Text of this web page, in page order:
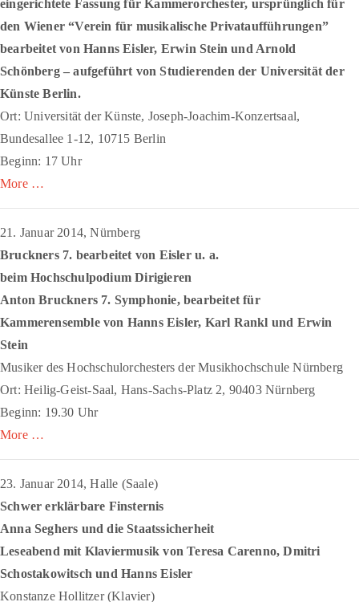
eingerichtete Fassung für Kammerorchester, ursprünglich für
den Wiener “Verein für musikalische Privataufführungen”
bearbeitet von Hanns Eisler, Erwin Stein und Arnold
Schönberg – aufgeführt von Studierenden der Universität der
Künste Berlin.
Ort: Universität der Künste, Joseph-Joachim-Konzertsaal,
Bundesallee 1-12, 10715 Berlin
Beginn: 17 Uhr
More …
21. Januar 2014, Nürnberg
Bruckners 7. bearbeitet von Eisler u. a.
beim Hochschulpodium Dirigieren
Anton Bruckners 7. Symphonie, bearbeitet für
Kammerensemble von Hanns Eisler, Karl Rankl und Erwin
Stein
Musiker des Hochschulorchesters der Musikhochschule Nürnberg
Ort: Heilig-Geist-Saal, Hans-Sachs-Platz 2, 90403 Nürnberg
Beginn: 19.30 Uhr
More …
23. Januar 2014, Halle (Saale)
Schwer erklärbare Finsternis
Anna Seghers und die Staatssicherheit
Leseabend mit Klaviermusik von Teresa Carenno, Dmitri
Schostakowitsch und Hanns Eisler
Konstanze Hollitzer (Klavier)